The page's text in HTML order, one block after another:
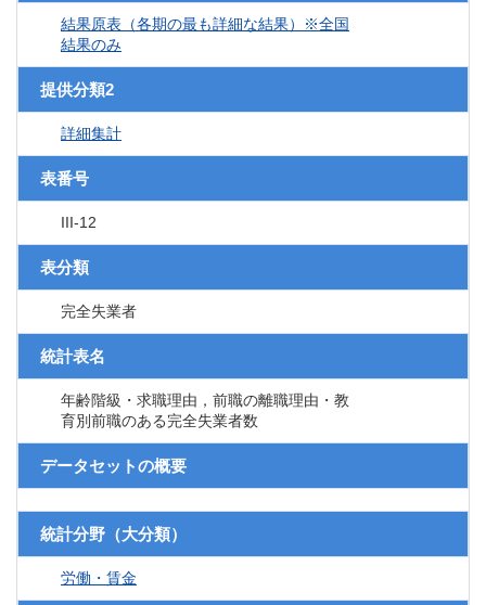
結果原表（各期の最も詳細な結果）※全国
結果のみ
提供分類2
詳細集計
表番号
III-12
表分類
完全失業者
統計表名
年齢階級・求職理由，前職の離職理由・教
育別前職のある完全失業者数
データセットの概要
統計分野（大分類）
労働・賃金